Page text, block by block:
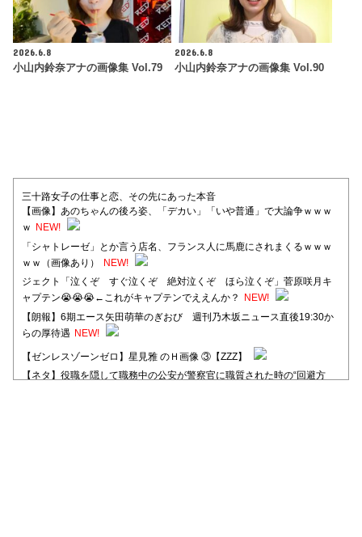
2026.6.8
小山内鈴奈アナの画像集 Vol.79
2026.6.8
小山内鈴奈アナの画像集 Vol.90
三十路女子の仕事と恋、その先にあった本音
【画像】あのちゃんの後ろ姿、「デカい」「いや普通」で大論争ｗｗｗ
ｗ
NEW!
「シャトレーゼ」とか言う店名、フランス人に馬鹿にされまくるｗｗｗ
ｗｗ（画像あり）
NEW!
ジェクト「泣くぞ すぐ泣くぞ 絶対泣くぞ ほら泣くぞ」菅原咲月キ
ャプテン😭😭😭←これがキャプテンでええんか？
NEW!
【朗報】6期エース矢田萌華のぎおび 週刊乃木坂ニュース直後19:30か
らの厚待遇 NEW!
【ゼンレスゾーンゼロ】星見雅 のＨ画像 ③【ZZZ】
【ネタ】役職を隠して職務中の公安が警察官に職質された時の“回避方